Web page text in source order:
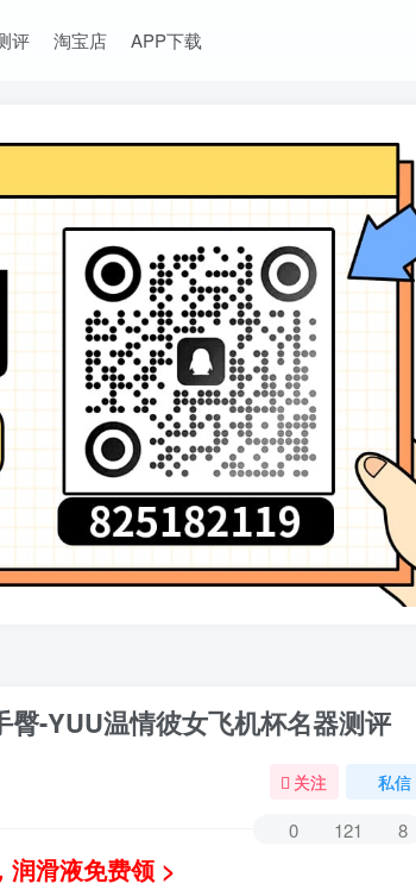
评 淘宝店 APP下载
-YUU温情彼女飞机杯名器测评
关注 私信
0 121 8
润滑液免费领 >